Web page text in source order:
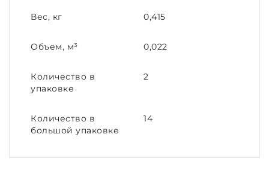
Вес, кг 0,415
Объем, м³ 0,022
Количество в
упаковке
2
Количество в
большой упаковке
14